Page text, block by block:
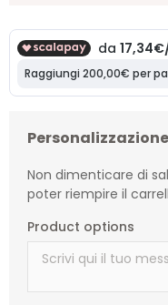
Non dimenticare di
poter riempire il
Product options